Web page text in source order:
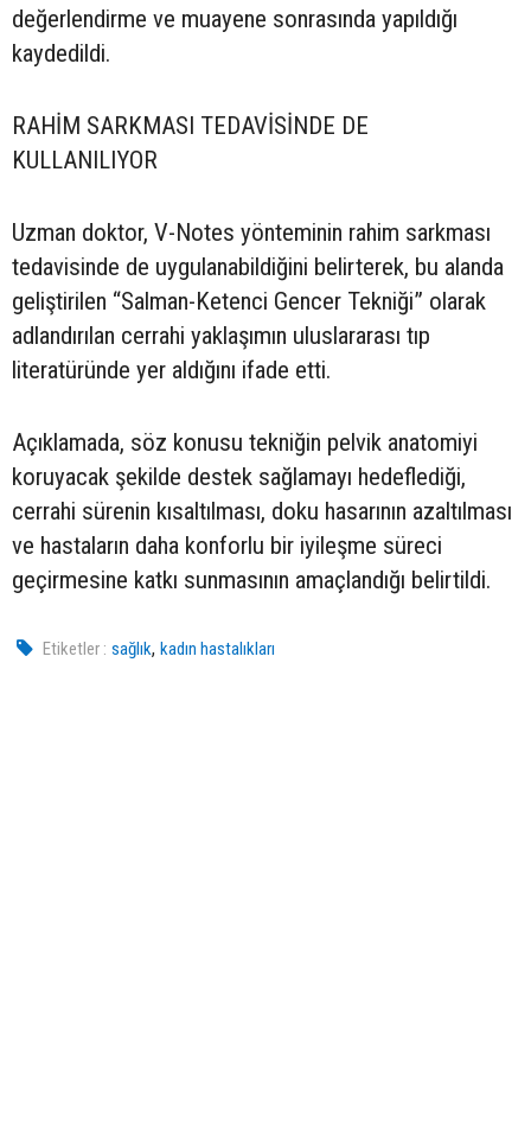
değerlendirme ve muayene sonrasında yapıldığı
kaydedildi.
RAHİM SARKMASI TEDAVİSİNDE DE
KULLANILIYOR
Uzman doktor, V-Notes yönteminin rahim sarkması
tedavisinde de uygulanabildiğini belirterek, bu alanda
geliştirilen “Salman-Ketenci Gencer Tekniği” olarak
adlandırılan cerrahi yaklaşımın uluslararası tıp
literatüründe yer aldığını ifade etti.
Açıklamada, söz konusu tekniğin pelvik anatomiyi
koruyacak şekilde destek sağlamayı hedeflediği,
cerrahi sürenin kısaltılması, doku hasarının azaltılması
ve hastaların daha konforlu bir iyileşme süreci
geçirmesine katkı sunmasının amaçlandığı belirtildi.
Etiketler : sağlık,kadın hastalıkları